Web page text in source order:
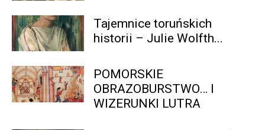
Tajemnice toruńskich
historii – Julie Wolfth...
POMORSKIE
OBRAZOBURSTWO… I
WIZERUNKI LUTRA